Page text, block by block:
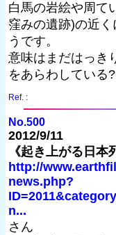
白馬の岩絵や周て
窪みの遺跡)の近く
うです。
意味はまだはっき
をあらわしている?
Ref. :
No.500
2012/9/11
《起き上がる日本
http://
news.php?
n...
さん